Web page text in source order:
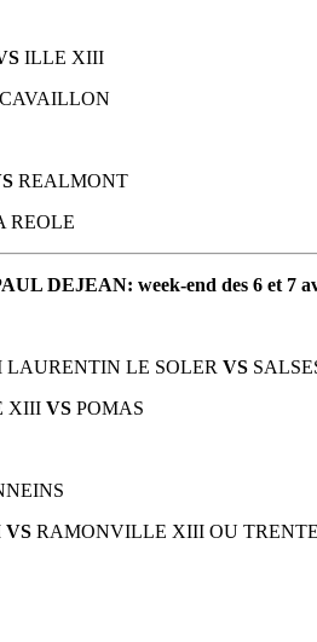
ILLE XIII
CAVAILLON
REALMONT
REOLE
DEJEAN: week-end des 6 et 7
LE SOLER VS
XIII VS POMAS
VS RAMONVILLE XIII OU